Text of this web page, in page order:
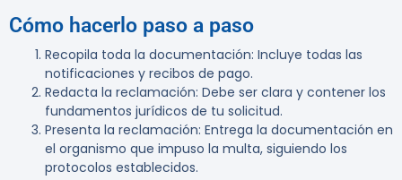
Cómo hacerlo paso a paso
Recopila toda la documentación: Incluye todas las
notificaciones y recibos de pago.
Redacta la reclamación: Debe ser clara y contener los
fundamentos jurídicos de tu solicitud.
Presenta la reclamación: Entrega la documentación en
el organismo que impuso la multa, siguiendo los
protocolos establecidos.